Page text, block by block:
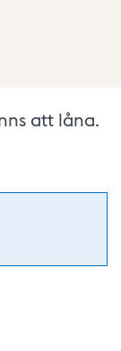
att låna.